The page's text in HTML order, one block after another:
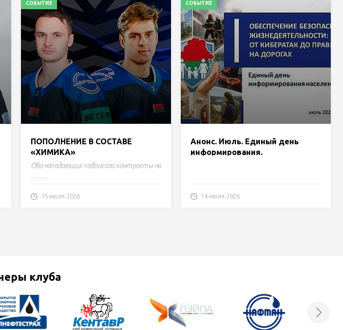
СОБЫТИЕ
ПОПОЛНЕНИЕ В СОСТАВЕ
«ХИМИКА»
Оба нападающих подписали контракты на
сезон
15 июля 2026
СОБЫТИЕ
Анонс. Июль. Единый день
информирования.
14 июля 2026
клуба